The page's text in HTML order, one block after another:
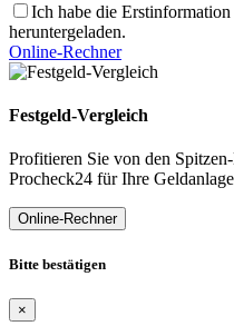
Ich habe die
heruntergeladen.
Online-Rechner
Festgeld-Vergleich
Profitieren Sie von den
Procheck24 für Ihre
Online-Rechner
Bitte bestätigen
×